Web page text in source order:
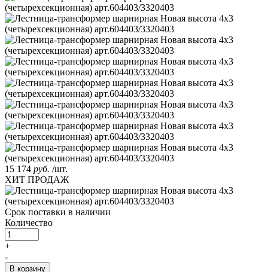
15 174 руб. /шт.
ХИТ ПРОДАЖ
Срок поставки в наличии
Количество
+
-
В корзину